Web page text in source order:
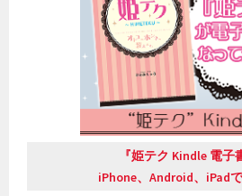
『姫テク Kindle 電子
iPhone、Android、iPad